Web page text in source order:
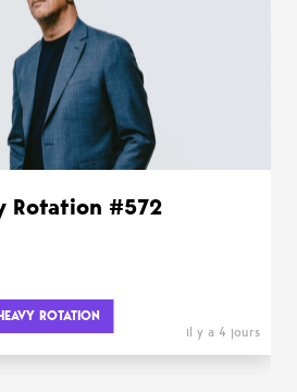
Rotation #572
ROTATION
il y a 4 jours